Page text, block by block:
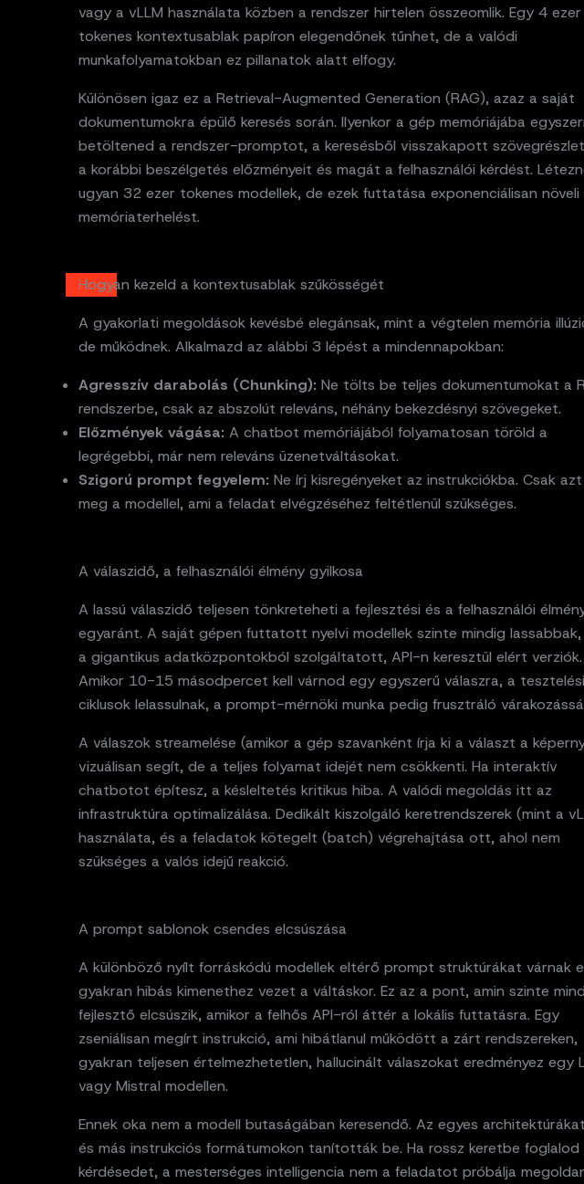
vagy a vLLM használata közben a rendszer hirtelen összeomlik. Egy 4 ezer
tokenes kontextusablak papíron elegendőnek tűnhet, de a valódi
munkafolyamatokban ez pillanatok alatt elfogy.
Különösen igaz ez a Retrieval-Augmented Generation (RAG), azaz a saját
dokumentumokra épülő keresés során. Ilyenkor a gép memóriájába
betöltened a rendszer-promptot, a keresésből visszakapott
a korábbi beszélgetés előzményeit és magát a felhasználói kérdést.
ugyan 32 ezer tokenes modellek, de ezek futtatása exponenciálisan növeli
memóriaterhelést.
Hogyan kezeld a kontextusablak szűkösségét
A gyakorlati megoldások kevésbé elegánsak, mint a végtelen memória
de működnek. Alkalmazd az alábbi 3 lépést a mindennapokban:
Agresszív darabolás (Chunking): Ne tölts be teljes dokumentumokat a
rendszerbe, csak az abszolút releváns, néhány bekezdésnyi szövegeket.
Előzmények vágása: A chatbot memóriájából folyamatosan töröld a
legrégebbi, már nem releváns üzenetváltásokat.
Szigorú prompt fegyelem: Ne írj kisregényeket az instrukciókba. Csak
meg a modellel, ami a feladat elvégzéséhez feltétlenül szükséges.
A válaszidő, a felhasználói élmény gyilkosa
A lassú válaszidő teljesen tönkreteheti a fejlesztési és a felhasználói
egyaránt. A saját gépen futtatott nyelvi modellek szinte mindig
a gigantikus adatközpontokból szolgáltatott, API-n keresztül elért verziók.
Amikor 10-15 másodpercet kell várnod egy egyszerű válaszra, a tesztelési
ciklusok lelassulnak, a prompt-mérnöki munka pedig frusztráló
A válaszok streamelése (amikor a gép szavanként írja ki a választ a
vizuálisan segít, de a teljes folyamat idejét nem csökkenti. Ha interaktív
chatbotot építesz, a késleltetés kritikus hiba. A valódi megoldás itt az
infrastruktúra optimalizálása. Dedikált kiszolgáló keretrendszerek (mint a
használata, és a feladatok kötegelt (batch) végrehajtása ott, ahol nem
szükséges a valós idejű reakció.
A prompt sablonok csendes elcsúszása
A különböző nyílt forráskódú modellek eltérő prompt struktúrákat várnak
gyakran hibás kimenethez vezet a váltáskor. Ez az a pont, amin szinte
fejlesztő elcsúszik, amikor a felhős API-ról áttér a lokális futtatásra. Egy
zseniálisan megírt instrukció, ami hibátlanul működött a zárt rendszereken,
gyakran teljesen értelmezhetetlen, hallucinált válaszokat eredményez egy
vagy Mistral modellen.
Ennek oka nem a modell butaságában keresendő. Az egyes
és más instrukciós formátumokon tanították be. Ha rossz keretbe foglalod
kérdésedet, a mesterséges intelligencia nem a feladatot próbálja